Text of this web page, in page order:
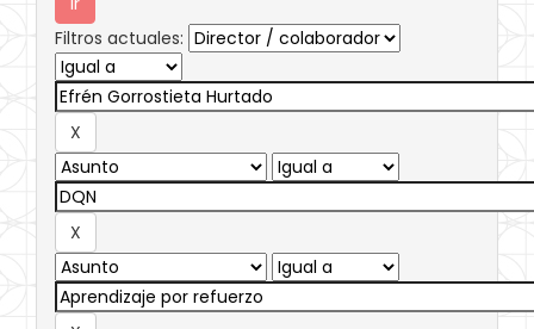
Filtros actuales: